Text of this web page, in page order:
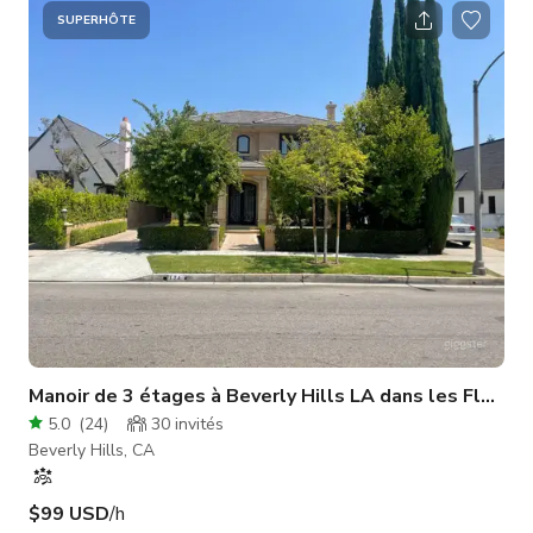
pour les photographes, les séances photo et votre prochain
tournage. Un parking privé avec allée pour 8-10 voitures et un
stationnement gratuit abondant dans la rue. La mais
SUPERHÔTE
Manoir de 3 étages à Beverly Hills LA dans les Flats
5.0 (24) 30 invités
Beverly Hills, CA
$99 USD/h